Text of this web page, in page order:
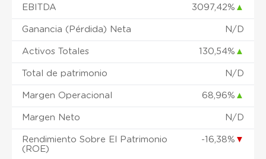
EBITDA 3097,42% ▲
Ganancia (Pérdida) Neta N/D
Activos Totales 130,54% ▲
Total de patrimonio N/D
Margen Operacional 68,96% ▲
Margen Neto N/D
Rendimiento Sobre El Patrimonio
(ROE)
-16,38% ▼